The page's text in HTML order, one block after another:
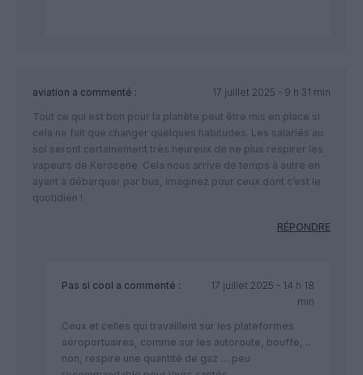
aviation a commenté :
17 juillet 2025 - 9 h 31 min
Tout ce qui est bon pour la planète peut être mis en place si
cela ne fait que changer quelques habitudes. Les salariés au
sol seront certainement très heureux de ne plus respirer les
vapeurs de Kerosene. Cela nous arrive de temps à autre en
ayant à débarquer par bus, imaginez pour ceux dont c’est le
quotidien !
RÉPONDRE
Pas si cool a commenté :
17 juillet 2025 - 14 h 18
min
Ceux et celles qui travaillent sur les plateformes
aéroportuaires, comme sur les autoroute, bouffe, ..
non, respire une quantité de gaz … peu